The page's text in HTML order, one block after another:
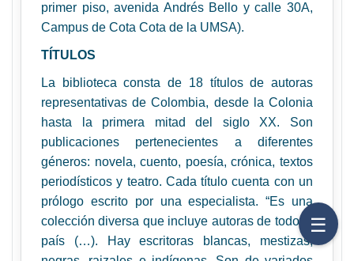
primer piso, avenida Andrés Bello y calle 30A,
Campus de Cota Cota de la UMSA).
TÍTULOS
La biblioteca consta de 18 títulos de autoras
representativas de Colombia, desde la Colonia
hasta la primera mitad del siglo XX. Son
publicaciones pertenecientes a diferentes
géneros: novela, cuento, poesía, crónica, textos
periodísticos y teatro. Cada título cuenta con un
prólogo escrito por una especialista. “Es una
colección diversa que incluye autoras de todo el
país (…). Hay escritoras blancas, mestizas,
☰